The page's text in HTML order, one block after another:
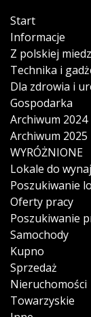
Start
Informacje
Z polskiej
Technika i
Dla zdrowia i
Gospodarka
Archiwum 2024
Archiwum 2025
WYRÓŻNIONE
Lokale do
Poszukiwanie
Oferty pracy
Poszukiwanie
Samochody
Kupno
Sprzedaż
Nieruchomości
Towarzyskie